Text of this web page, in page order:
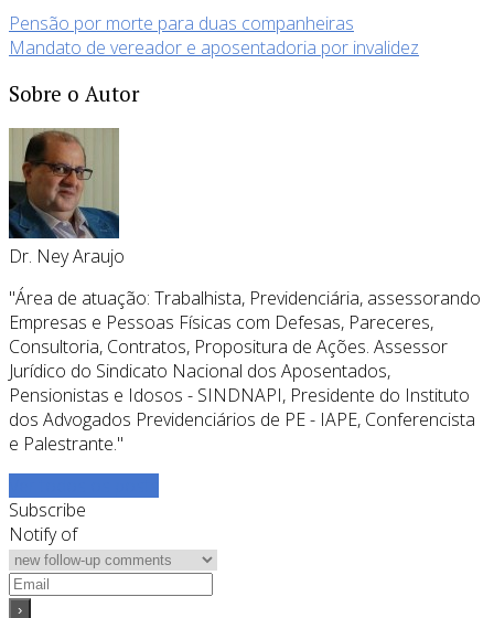
Pensão por morte para duas companheiras
Mandato de vereador e aposentadoria por invalidez
Sobre o Autor
Dr. Ney Araujo
"Área de atuação: Trabalhista, Previdenciária, assessorando
Empresas e Pessoas Físicas com Defesas, Pareceres,
Consultoria, Contratos, Propositura de Ações. Assessor
Jurídico do Sindicato Nacional dos Aposentados,
Pensionistas e Idosos - SINDNAPI, Presidente do Instituto
dos Advogados Previdenciários de PE - IAPE, Conferencista
e Palestrante."
Subscribe
Notify of